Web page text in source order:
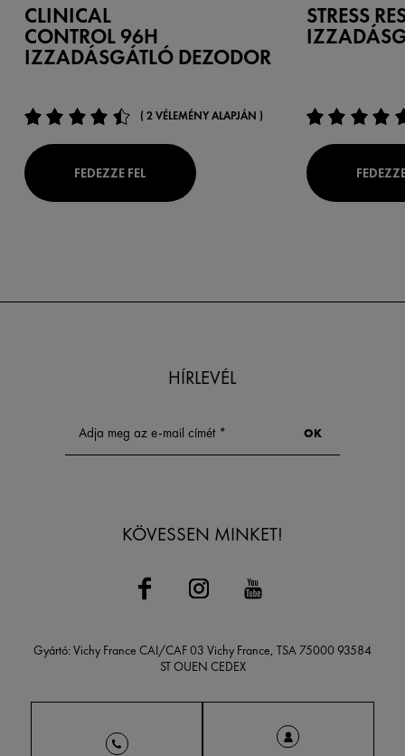
CLINICAL
CONTROL 96H
IZZADÁSGÁTLÓ DEZODOR
( 2 VÉLEMÉNY ALAPJÁN )
FEDEZZE FEL
STRESS
HÍRLEVÉL
KÖVESSEN MINKET!
Gyártó: Vichy France CAI/CAF 03 Vichy France, TSA 75000 93584
ST OUEN CEDEX